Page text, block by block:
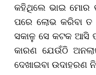
କହିଥିଲେ ଭାଇ ମୋର
ପରେ ଲୋଭ କରିବା
ସକାଳୁ ସେ କଟକ ଆସି
କାରଣ ଯେଉଁଠି
ଦେଖାଇବା ଉଦାହରଣ